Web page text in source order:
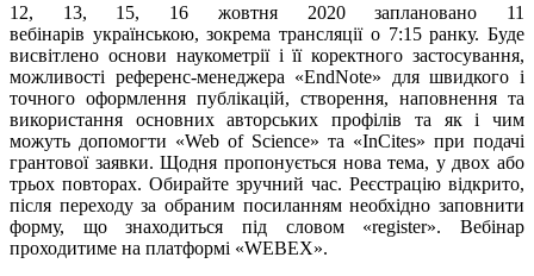
12, 13, 15, 16 жовтня2020заплановано 11
вебінарів українською, зокрема трансляції о 7:15 ранку. Буде
висвітлено основи наукометрії і її коректного застосування,
можливості референс-менеджера «EndNote» для швидкого і
точного оформлення публікацій, створення, наповнення та
використання основних авторських профілів та як і чим
можуть допомогти «Web of Science» та «InCites» при подачі
грантової заявки.Щодня пропонується нова тема, у двох або
трьох повторах. Обирайте зручний час. Реєстрацію відкрито,
після переходу за обраним посиланням необхідно заповнити
форму, що знаходиться під словом «register». Вебінар
проходитиме на платформі «WEBEX».